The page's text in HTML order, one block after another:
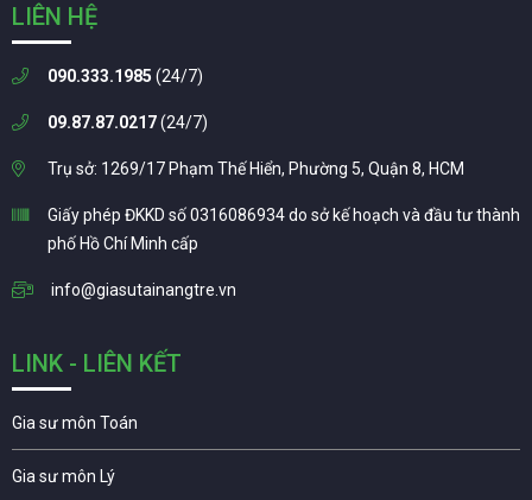
LIÊN HỆ
090.333.1985 (24/7)
09.87.87.0217(24/7)
Trụ sở: 1269/17 Phạm Thế Hiển, Phường 5, Quận 8, HCM
Giấy phép ĐKKD số 0316086934 do sở kế hoạch và đầu tư thành
phố Hồ Chí Minh cấp
info@giasutainangtre.vn
LINK - LIÊN KẾT
Gia sư môn Toán
Gia sư môn Lý